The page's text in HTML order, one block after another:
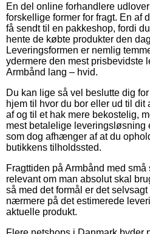
En del online forhandlere
forskellige former for fragt. En af
få sendt til en pakkeshop, fordi
hente de købte produkter den
Leveringsformen er nemlig
ydermere den mest prisbevidste
Armbånd lang – hvid.
Du kan lige så vel beslutte dig
hjem til hvor du bor eller ud til dit
af og til et hak mere bekostelig,
mest betalelige leveringsløsning
som dog afhænger af at du
butikkens tilholdssted.
Fragttiden på Armbånd med
relevant om man absolut skal
så med det formål er det
nærmere på det estimerede
aktuelle produkt.